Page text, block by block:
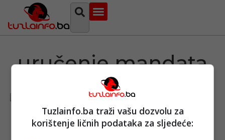
uručenje mandata
Rezultati
Lokalnih
Tuzlainfo.ba traži vašu dozvolu za
korištenje ličnih podataka za sljedeće: